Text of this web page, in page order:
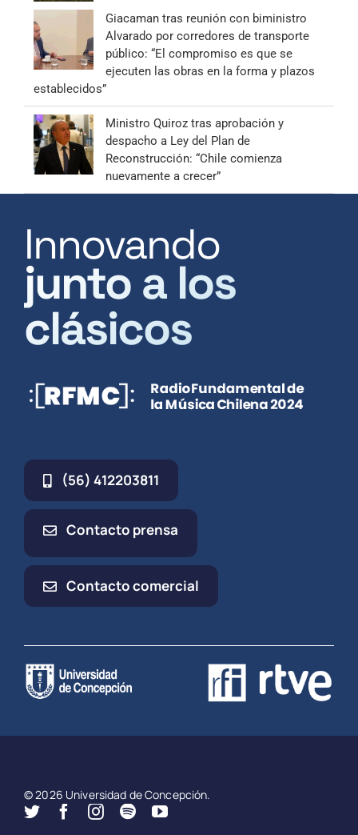
Giacaman tras reunión con biministro
Alvarado por corredores de transporte
público: “El compromiso es que se
ejecuten las obras en la forma y plazos
establecidos”
Ministro Quiroz tras aprobación y
despacho a Ley del Plan de
Reconstrucción: “Chile comienza
nuevamente a crecer”
Innovando
junto a los
clásicos
(56) 412203811
Contacto prensa
Contacto comercial
© 2026 Universidad de Concepción.